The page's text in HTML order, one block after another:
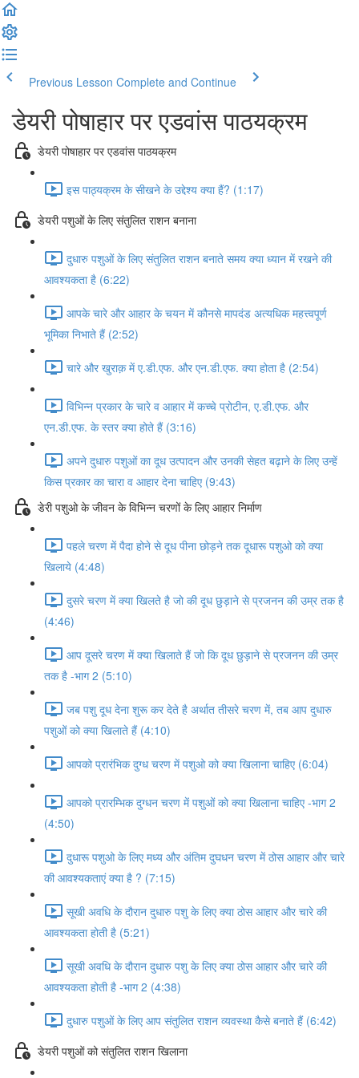
Previous Lesson Complete and Continue
डेयरी पोषाहार पर एडवांस पाठयक्रम
डेयरी पोषाहार पर एडवांस पाठयक्रम
इस पाठ्यक्रम के सीखने के उद्देश्य क्या हैं? (1:17)
डेयरी पशुओं के लिए संतुलित राशन बनाना
दुधारु पशुओं के लिए संतुलित राशन बनाते समय क्या ध्यान में रखने की
आवश्यकता है (6:22)
आपके चारे और आहार के चयन में कौनसे मापदंड अत्यधिक महत्त्वपूर्ण
भूमिका निभाते हैं (2:52)
चारे और खुराक़ में ए.डी.एफ. और एन.डी.एफ. क्या होता है (2:54)
विभिन्न प्रकार के चारे व आहार में कच्चे प्रोटीन, ए.डी.एफ. और
एन.डी.एफ. के स्तर क्या होते हैं (3:16)
अपने दुधारु पशुओं का दूध उत्पादन और उनकी सेहत बढ़ाने के लिए उन्हें
किस प्रकार का चारा व आहार देना चाहिए (9:43)
डेरी पशुओ के जीवन के विभिन्न चरणों के लिए आहार निर्माण
पहले चरण में पैदा होने से दूध पीना छोड़ने तक दूधारू पशुओ को क्या
खिलाये (4:48)
दुसरे चरण में क्या खिलते है जो की दूध छुड़ाने से प्रजनन की उम्र तक है
(4:46)
आप दूसरे चरण में क्या खिलाते हैं जो कि दूध छुड़ाने से प्रजनन की उम्र
तक है -भाग 2 (5:10)
जब पशु दूध देना शुरू कर देते है अर्थात तीसरे चरण में, तब आप दुधारु
पशुओं को क्या खिलाते हैं (4:10)
आपको प्रारंभिक दुग्ध चरण में पशुओ को क्या खिलाना चाहिए (6:04)
आपको प्रारम्भिक दुग्धन चरण में पशुओं को क्या खिलाना चाहिए -भाग 2
(4:50)
दुधारू पशुओ के लिए मध्य और अंतिम दुघधन चरण में ठोस आहार और चारे
की आवश्यकताएं क्या है ? (7:15)
सूखी अवधि के दौरान दुधारु पशु के लिए क्या ठोस आहार और चारे की
आवश्यकता होती है (5:21)
सूखी अवधि के दौरान दुधारु पशु के लिए क्या ठोस आहार और चारे की
आवश्यकता होती है -भाग 2 (4:38)
दुधारु पशुओं के लिए आप संतुलित राशन व्यवस्था कैसे बनाते हैं (6:42)
डेयरी पशुओं को संतुलित राशन खिलाना